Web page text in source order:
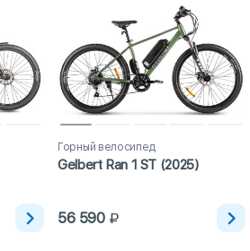
Горный велосипед
Gelbert Ran 1 ST (2025)
56 590